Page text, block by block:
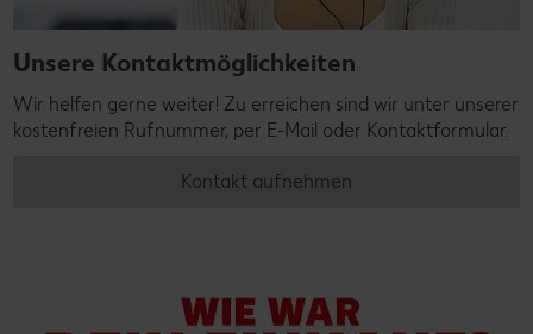
Unsere Kontaktmöglichkeiten
Wir helfen gerne weiter! Zu erreichen sind wir unter unserer
kostenfreien Rufnummer, per E-Mail oder Kontaktformular.
Kontakt aufnehmen